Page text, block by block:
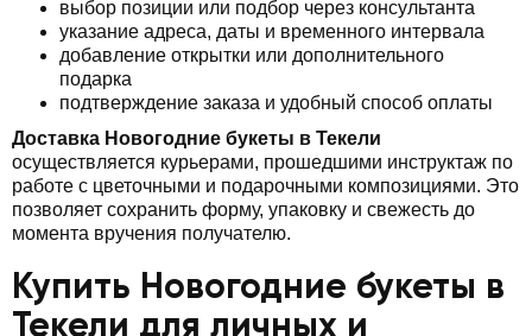
выбор позиции или подбор через консультанта
указание адреса, даты и временного интервала
добавление открытки или дополнительного
подарка
подтверждение заказа и удобный способ оплаты
Доставка Новогодние букеты в Текели
осуществляется курьерами, прошедшими инструктаж по
работе с цветочными и подарочными композициями. Это
позволяет сохранить форму, упаковку и свежесть до
момента вручения получателю.
Купить Новогодние букеты в
Текели для личных и